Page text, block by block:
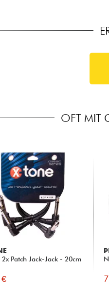
OFT MIT
2x Patch Jack-Jack - 20cm